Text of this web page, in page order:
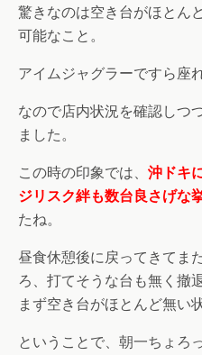
驚きなのは空き台がほとん
可能なこと。
アイムジャグラーですら座
なので店内状況を確認しつ
ました。
この時の印象では、 沖ドキ
ジリスク絆も数台良さげな
たね。
昼食休憩後に戻ってきてま
ろ、打てそうな台も無く撤
まず空き台がほとんど無い
ということで、朝一ちょろ